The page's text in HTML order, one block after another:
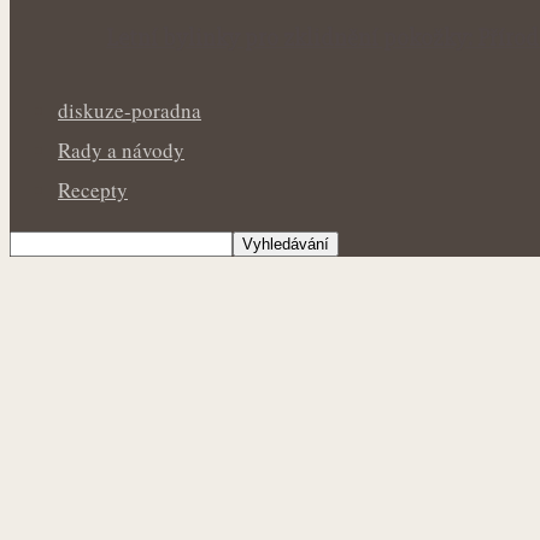
diskuze-poradna
Rady a návody
Recepty